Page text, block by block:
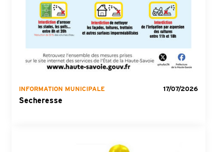
INFORMATION MUNICIPALE 17/07/2026
Secheresse